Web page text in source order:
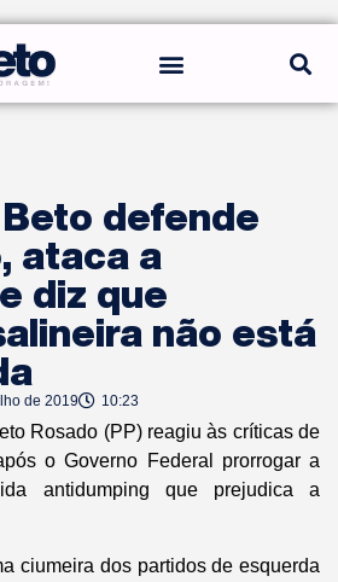
Beto defende
ataca a
diz que
não está
de 2019 10:23
Rosado (PP) reagiu às críticas de
o Governo Federal prorrogar a
antidumping que prejudica a
ciumeira dos partidos de esquerda